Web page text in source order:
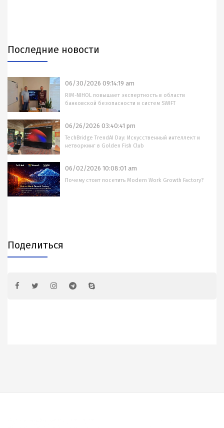
Последние новости
06/30/2026 09:14:19 am
RIM-NIHOL повышает экспертность в области
банковской безопасности и систем SWIFT
06/26/2026 03:40:41 pm
TechBridge TrendAI Day: Искусственный интеллект и
нетворкинг в Golden Fish Club
06/02/2026 10:08:01 am
Почему стоит посетить Modern Work Growth Factory?
Поделиться